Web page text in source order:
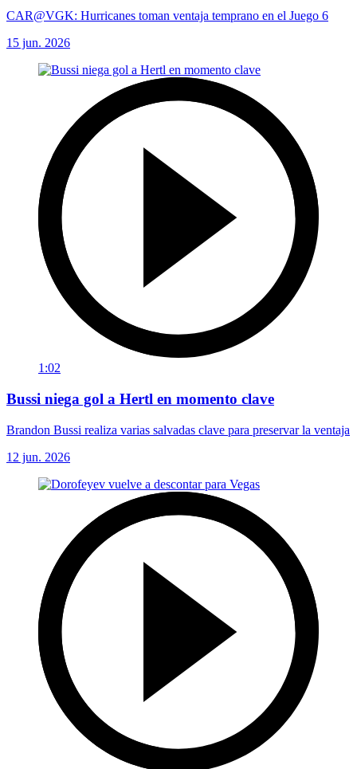
CAR@VGK: Hurricanes toman ventaja temprano en el Juego 6
15 jun. 2026
1:02
Bussi niega gol a Hertl en momento clave
Brandon Bussi realiza varias salvadas clave para preservar la ventaja
12 jun. 2026